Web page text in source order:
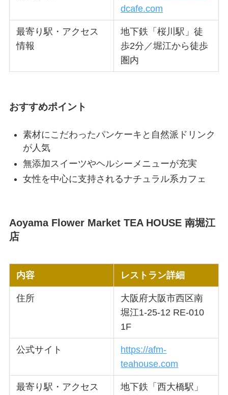
dcafe.com
最寄り駅・アクセス
情報
地下鉄「桜川駅」徒
歩2分／堀江から徒歩
圏内
おすすめポイント
素材にこだわったパンケーキと自然派ドリンク
が人気
無添加スイーツやヘルシーメニューが充実
女性を中心に支持されるナチュラル系カフェ
Aoyama Flower Market TEA HOUSE 南堀江
店
内容 レストラン詳細
住所
大阪府大阪市西区南
堀江1-25-12 RE-010
1F
公式サイト
https://afm-
teahouse.com
最寄り駅・アクセス
地下鉄「西大橋駅」